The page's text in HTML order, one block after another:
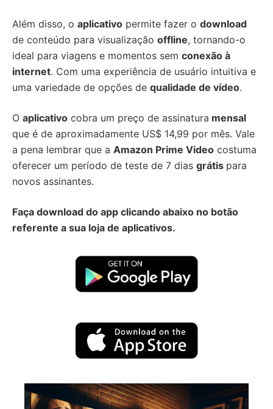
Além disso, o aplicativo permite fazer o download
de conteúdo para visualização offline, tornando-o
ideal para viagens e momentos sem conexão à
internet. Com uma experiência de usuário intuitiva e
uma variedade de opções de qualidade de vídeo.
O aplicativo cobra um preço de assinatura mensal
que é de aproximadamente US$ 14,99 por mês. Vale
a pena lembrar que a Amazon Prime Video costuma
oferecer um período de teste de 7 dias grátis para
novos assinantes.
Faça download do app clicando abaixo no botão
referente a sua loja de aplicativos.